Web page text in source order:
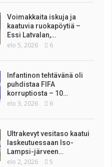
Voimakkaita iskuja ja
kaatuvia ruokapöytiä –
Essi Latvalan,…
elo 5, 2026 6
Infantinon tehtävänä oli
puhdistaa FIFA
korruptiosta – 10…
elo 3, 2026 6
Ultrakevyt vesitaso kaatui
laskeutuessaan Iso-
Lampsi-järveen…
elo 2, 2026 5